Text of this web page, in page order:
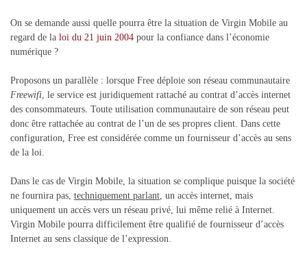
On se demande aussi quelle pourra être la situation de Virgin Mobile au
regard de la loi du 21 juin 2004 pour la confiance dans l’économie
numérique ?
Proposons un parallèle : lorsque Free déploie son réseau communautaire
Freewifi , le service est juridiquement rattaché au contrat d’accès internet
des consommateurs. Toute utilisation communautaire de son réseau peut
donc être rattachée au contrat de l’un de ses propres client. Dans cette
configuration, Free est considérée comme un fournisseur d’accès au sens
de la loi.
Dans le cas de Virgin Mobile, la situation se complique puisque la société
ne fournira pas, techniquement parlant , un accès internet, mais
uniquement un accès vers un réseau privé, lui même relié à Internet.
Virgin Mobile pourra difficilement être qualifié de fournisseur d’accès
Internet au sens classique de l’expression.